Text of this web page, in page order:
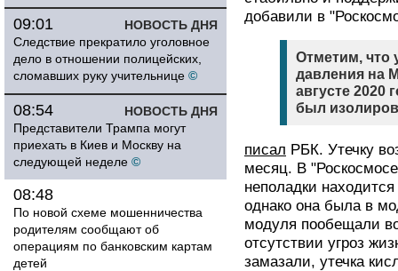
НОВОСТЬ ДНЯ
09:01
Следствие прекратило уголовное
дело в отношении полицейских,
сломавших руку учительнице ©
НОВОСТЬ ДНЯ
08:54
Представители Трампа могут
приехать в Киев и Москву на
следующей неделе ©
08:48
По новой схеме мошенничества
родителям сообщают об
операциям по банковским картам
детей
добавили в
Отметим, что
давления на
августе 2020
был
писал РБК. Утечку
месяц. В
неполадки
однако она была в
модуля пообещали
отсутствии угроз
замазали, утечка